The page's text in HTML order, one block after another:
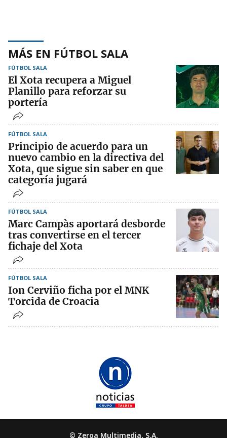
MÁS EN FÚTBOL SALA
FÚTBOL SALA
El Xota recupera a Miguel
Planillo para reforzar su
portería
FÚTBOL SALA
Principio de acuerdo para un
nuevo cambio en la directiva del
Xota, que sigue sin saber en que
categoría jugará
FÚTBOL SALA
Marc Campàs aportará desborde
tras convertirse en el tercer
fichaje del Xota
FÚTBOL SALA
Ion Cerviño ficha por el MNK
Torcida de Croacia
© Zeroa Multimedia, S.A.